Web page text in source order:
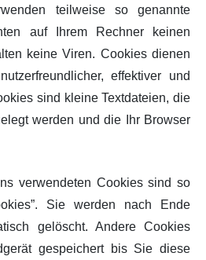
teilweise so genannte
auf Ihrem Rechner keinen
keine Viren. Cookies dienen
effektiver und
sind kleine Textdateien, die
werden und die Ihr Browser
verwendeten Cookies sind so
Sie werden nach Ende
gelöscht. Andere Cookies
gespeichert bis Sie diese